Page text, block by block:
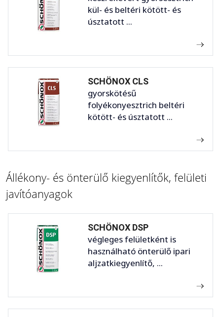
kül- és beltéri kötött- és
úsztatott ...
SCHÖNOX CLS
gyorskötésű
folyékonyesztrich beltéri
kötött- és úsztatott ...
Állékony- és önterülő kiegyenlítők, felületi
javítóanyagok
SCHÖNOX DSP
végleges felületként is
használható önterülő ipari
aljzatkiegyenlítő, ...